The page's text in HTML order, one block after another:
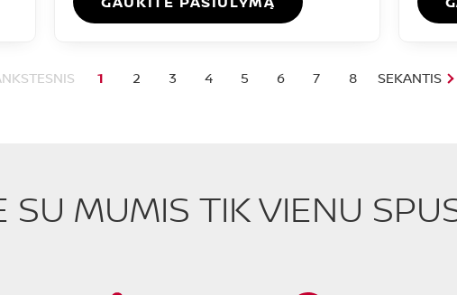
SEKANTIS
1 2 3 4 5 6 7 8
SU MUMIS TIK VIENU